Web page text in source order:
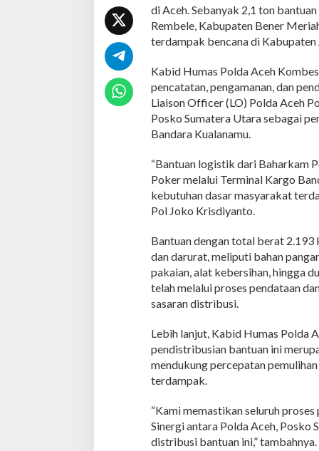
T
n
g
h
di Aceh. Sebanyak 2,1 ton
Rembele, Kabupaten Bener
terdampak bencana di Kabupaten
Kabid Humas Polda Aceh
pencatatan, pengamanan, dan
Liaison Officer (LO) Polda Aceh
Posko Sumatera Utara sebagai
Bandara Kualanamu.
“Bantuan logistik dari Baharkam
Poker melalui Terminal Kargo
kebutuhan dasar masyarakat
Pol Joko Krisdiyanto.
Bantuan dengan total berat
dan darurat, meliputi bahan
pakaian, alat kebersihan, hingga
telah melalui proses pendataan
sasaran distribusi.
Lebih lanjut, Kabid Humas Polda
pendistribusian bantuan ini
mendukung percepatan
terdampak.
“Kami memastikan seluruh
Sinergi antara Polda Aceh, Posko
distribusi bantuan ini,” tambahnya.